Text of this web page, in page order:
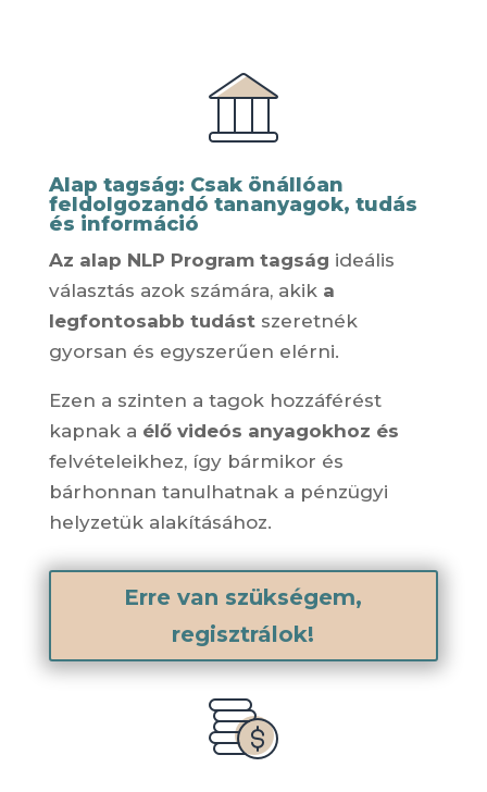
Alap tagság: Csak önállóan
feldolgozandó tananyagok, tudás
és információ
Az alap NLP Program tagság ideális
választás azok számára, akik a
legfontosabb tudástszeretnék
gyorsan és egyszerűen elérni.
Ezen a szinten a tagok hozzáférést
kapnak a élő videós anyagokhoz és
felvételeikhez, így bármikor és
bárhonnan tanulhatnak a pénzügyi
helyzetük alakításához.
Erre van szükségem,
regisztrálok!